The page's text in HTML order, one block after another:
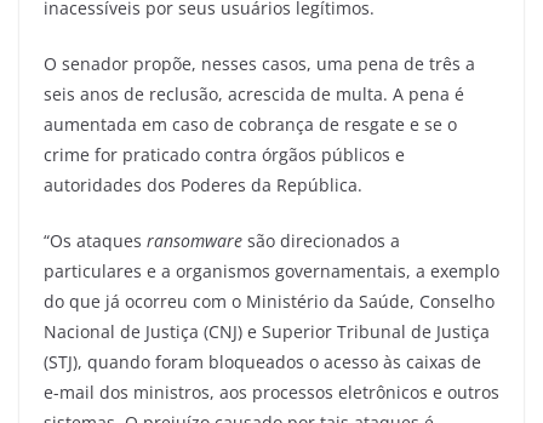
inacessíveis por seus usuários legítimos.
O senador propõe, nesses casos, uma pena de três a
seis anos de reclusão, acrescida de multa. A pena é
aumentada em caso de cobrança de resgate e se o
crime for praticado contra órgãos públicos e
autoridades dos Poderes da República.
“Os ataques ransomware são direcionados a
particulares e a organismos governamentais, a exemplo
do que já ocorreu com o Ministério da Saúde, Conselho
Nacional de Justiça (CNJ) e Superior Tribunal de Justiça
(STJ), quando foram bloqueados o acesso às caixas de
e-mail dos ministros, aos processos eletrônicos e outros